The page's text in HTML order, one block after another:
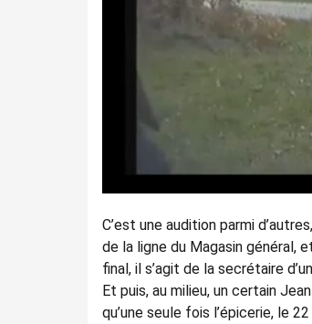
C’est une audition parmi
de la ligne du Magasin général,
final, il s’agit de la secrétaire
Et puis, au milieu, un certain
qu’une seule fois l’épicerie, le